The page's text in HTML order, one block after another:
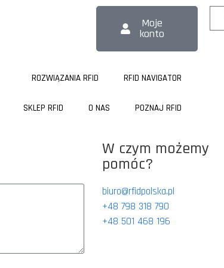
Moje
konto
ROZWIĄZANIA RFID RFID NAVIGATOR
SKLEP RFID O NAS POZNAJ RFID
W czym możemy
pomóc?
biuro@rfidpolska.pl
+48 798 318 790
+48 501 468 196